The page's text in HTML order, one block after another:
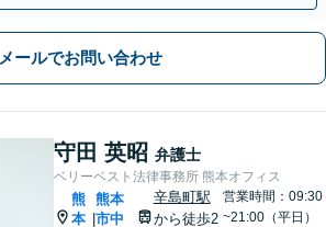
メールでお問い合わせ
守田 英昭 弁護士
ベリーベスト法律事務所 熊本オフィス
熊
本
熊本
市中
辛島町駅
から徒歩2
営業時間：09:30
~21:00（平日）